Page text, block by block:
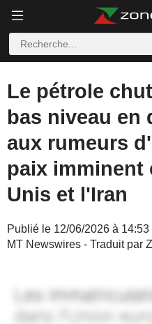
Le pétrole
bas niveau en
aux rumeurs
paix imminent
Unis et l'Iran
Publié le 12/06/2026 à 14:53
MT Newswires - Traduit par